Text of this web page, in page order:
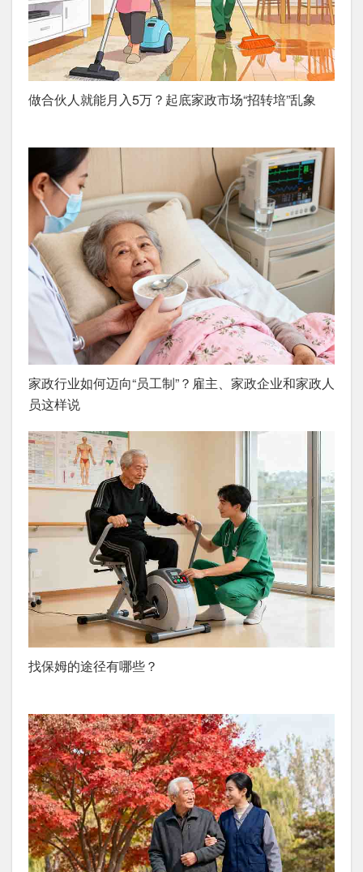
做合伙人就能月入5万？起底家政市场“招转培”乱象
家政行业如何迈向“员工制”？雇主、家政企业和家政人
员这样说
找保姆的途径有哪些？